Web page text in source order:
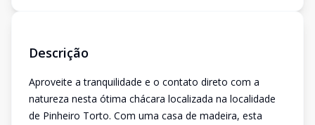
Descrição
Aproveite a tranquilidade e o contato direto com a
natureza nesta ótima chácara localizada na localidade
de Pinheiro Torto. Com uma casa de madeira, esta